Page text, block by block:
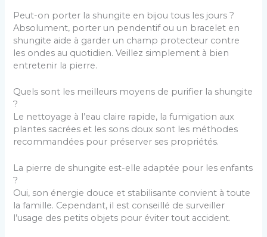
Peut-on porter la shungite en bijou tous les jours ?
Absolument, porter un pendentif ou un bracelet en
shungite aide à garder un champ protecteur contre
les ondes au quotidien. Veillez simplement à bien
entretenir la pierre.
Quels sont les meilleurs moyens de purifier la shungite
?
Le nettoyage à l’eau claire rapide, la fumigation aux
plantes sacrées et les sons doux sont les méthodes
recommandées pour préserver ses propriétés.
La pierre de shungite est-elle adaptée pour les enfants
?
Oui, son énergie douce et stabilisante convient à toute
la famille. Cependant, il est conseillé de surveiller
l’usage des petits objets pour éviter tout accident.